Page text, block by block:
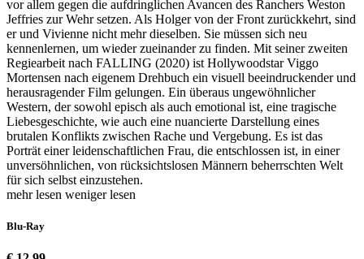
vor allem gegen die aufdringlichen Avancen des Ranchers Weston
Jeffries zur Wehr setzen. Als Holger von der Front zurückkehrt, sind
er und Vivienne nicht mehr dieselben. Sie müssen sich neu
kennenlernen, um wieder zueinander zu finden. Mit seiner zweiten
Regiearbeit nach FALLING (2020) ist Hollywoodstar Viggo
Mortensen nach eigenem Drehbuch ein visuell beeindruckender und
herausragender Film gelungen. Ein überaus ungewöhnlicher
Western, der sowohl episch als auch emotional ist, eine tragische
Liebesgeschichte, wie auch eine nuancierte Darstellung eines
brutalen Konflikts zwischen Rache und Vergebung. Es ist das
Porträt einer leidenschaftlichen Frau, die entschlossen ist, in einer
unversöhnlichen, von rücksichtslosen Männern beherrschten Welt
für sich selbst einzustehen.
mehr lesen weniger lesen
Blu-Ray